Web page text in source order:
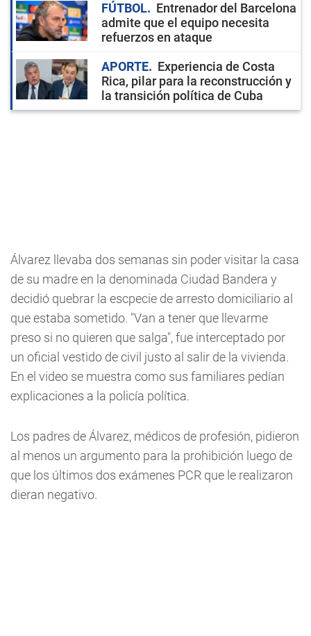
FÚTBOL
Entrenador del Barcelona
admite que el equipo necesita
refuerzos en ataque
APORTE
Experiencia de Costa
Rica, pilar para la reconstrucción y
la transición política de Cuba
Álvarez llevaba dos semanas sin poder visitar la casa
de su madre en la denominada Ciudad Bandera y
decidió quebrar la escpecie de arresto domiciliario al
que estaba sometido. "Van a tener que llevarme
preso si no quieren que salga", fue interceptado por
un oficial vestido de civil justo al salir de la vivienda.
En el video se muestra como sus familiares pedían
explicaciones a la policía política.
Los padres de Álvarez, médicos de profesión, pidieron
al menos un argumento para la prohibición luego de
que los últimos dos exámenes PCR que le realizaron
dieran negativo.